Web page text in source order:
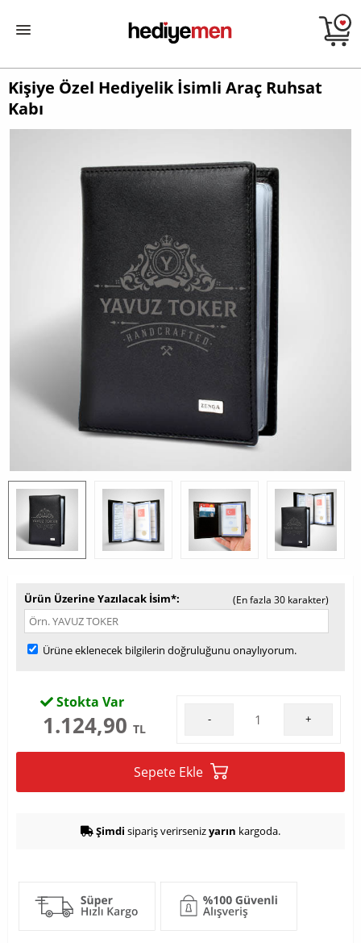
Kişiye Özel Hediyelik İsimli Araç Ruhsat
Kabı
Ürün Üzerine Yazılacak İsim* (En fazla 30 karakter)
Ürüne eklenecek bilgilerin doğruluğunu onaylıyorum.
Stokta Var
1.124,90 TL
- +
Sepete Ekle
Şimdi sipariş verirsenizyarın kargoda.